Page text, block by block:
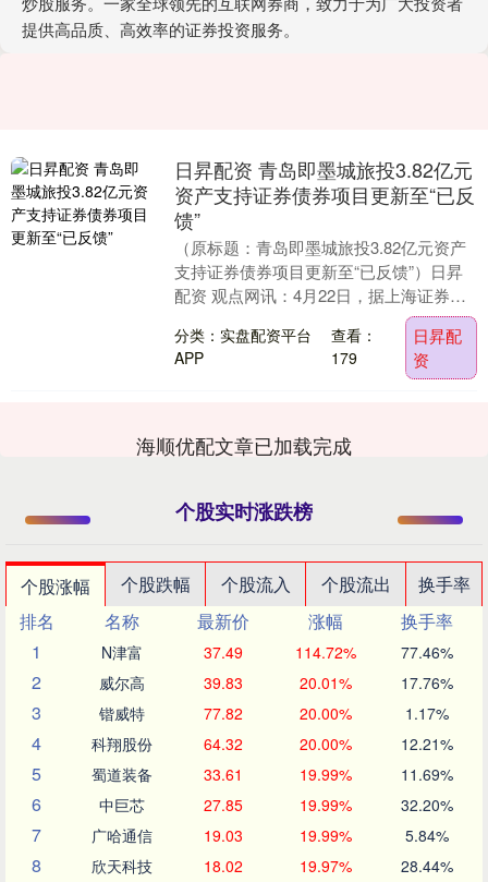
提供高品质、高效率的证券投资服务。
日昇配资 青岛即墨城旅投3.82亿元
资产支持证券债券项目更新至“已反
馈”
（原标题：青岛即墨城旅投3.82亿元资产
支持证券债券项目更新至“已反馈”）日昇
配资 观点网讯：4月22日，据上海证券交
易所信息披露，天风 - 即墨旅投安置房资
产....
分类：实盘配资平台
APP
查看：
179
日昇配
资
海顺优配文章已加载完成
个股实时涨跌榜
个股涨幅 个股跌幅 个股流入 个股流出
换手率
排名
名称 最新价 涨幅
换手率
1
N津富 37.49 114.72% 77.46%
2 威尔高 39.83 20.01% 17.76%
3 锴威特 77.82 20.00% 1.17%
4 科翔股份 64.32 20.00% 12.21%
5 蜀道装备 33.61 19.99% 11.69%
6 中巨芯 27.85 19.99% 32.20%
7 广哈通信 19.03 19.99% 5.84%
8 欣天科技 18.02 19.97% 28.44%